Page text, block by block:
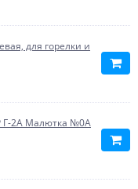
для горелки и
Г-2А Малютка №0А